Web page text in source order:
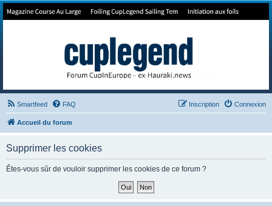
Forum de Cup In Europe
Smartfeed FAQ Connexion
Inscription
Accueil du forum
Supprimer les cookies
Êtes-vous sûr de vouloir supprimer les cookies de ce forum ?